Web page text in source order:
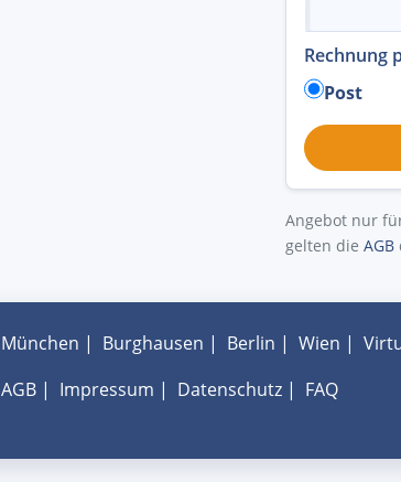
Rechnung
Post
Angebot nur
gelten die AGB
München | Burghausen | Berlin | Wien |
AGB| Impressum | Datenschutz| FAQ